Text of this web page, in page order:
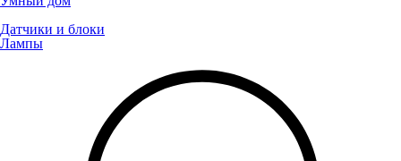
Датчики и блоки
Лампы